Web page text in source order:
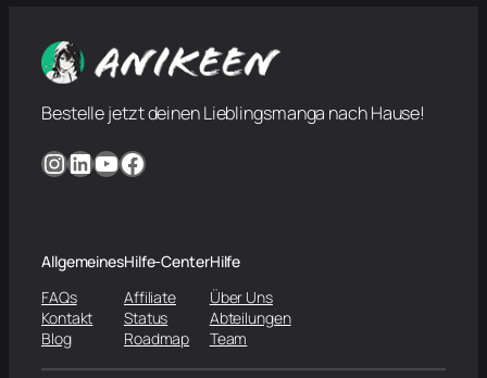
Bestelle jetzt deinen Lieblingsmanga nach Hause!
InstagramLinkedIn YouTube Facebook
Allgemeines
FAQs
Kontakt
Blog
Hilfe-Center
Affiliate
Status
Roadmap
Hilfe
Über Uns
Abteilungen
Team